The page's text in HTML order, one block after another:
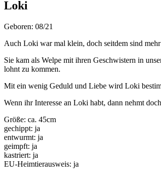
Loki
Geboren: 08/21
Auch Loki war mal klein, doch seitdem sind mehr
Sie kam als Welpe mit ihren Geschwistern in
lohnt zu kommen.
Mit ein wenig Geduld und Liebe wird Loki
Wenn ihr Interesse an Loki habt, dann nehmt
Größe: ca. 45cm
gechippt: ja
entwurmt: ja
geimpft: ja
kastriert: ja
EU-Heimtierausweis: ja